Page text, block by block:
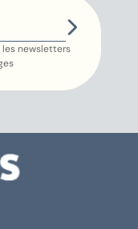
newsletters